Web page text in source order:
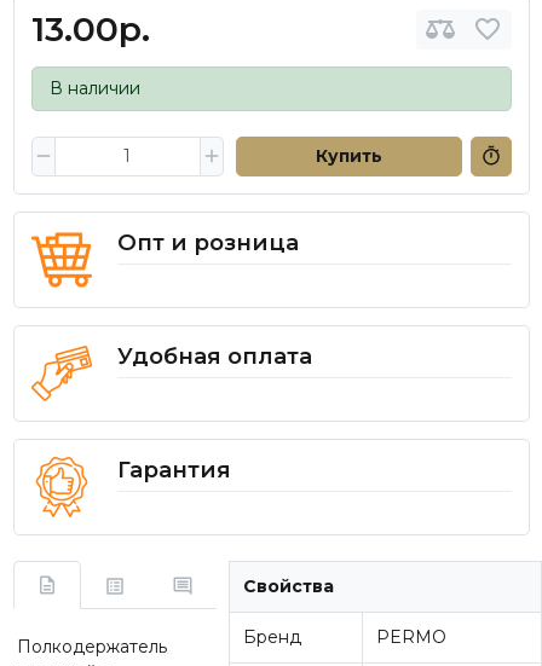
13.00р.
В наличии
Купить
Опт и розница
Удобная оплата
Гарантия
Полкодержатель
Свойства
Бренд PERMO